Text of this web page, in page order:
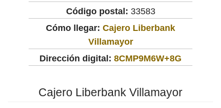
Código postal: 33583
Cómo llegar: Cajero Liberbank
Villamayor
Dirección digital: 8CMP9M6W+8G
Cajero Liberbank Villamayor